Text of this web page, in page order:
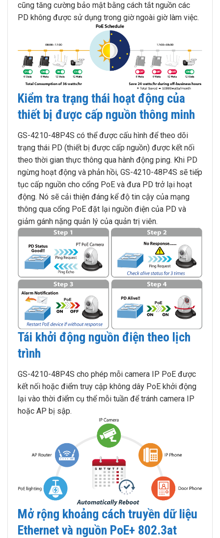
cũng tăng cường bảo mật bằng cách tắt nguồn các
PD không được sử dụng trong giờ ngoài giờ làm việc.
Kiểm tra trạng thái hoạt động của
thiết bị được cấp nguồn thông minh
GS-4210-48P4S có thể được cấu hình để theo dõi
trạng thái PD (thiết bị được cấp nguồn) được kết nối
theo thời gian thực thông qua hành động ping. Khi PD
ngừng hoạt động và phản hồi, GS-4210-48P4S sẽ tiếp
tục cấp nguồn cho cổng PoE và đưa PD trở lại hoạt
động. Nó sẽ cải thiện đáng kể độ tin cậy của mạng
thông qua cổng PoE đặt lại nguồn điện của PD và
giảm gánh nặng quản lý của quản trị viên.
Tái khởi động nguồn điện theo lịch
trình
GS-4210-48P4S cho phép mỗi camera IP PoE được
kết nối hoặc điểm truy cập không dây PoE khởi động
lại vào thời điểm cụ thể mỗi tuần để tránh camera IP
hoặc AP bị sập.
Mở rộng khoảng cách truyền dữ liệu
Ethernet và nguồn PoE+ 802.3at